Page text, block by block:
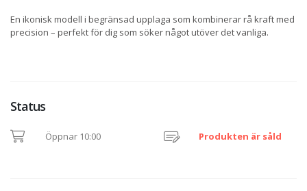
En ikonisk modell i begränsad upplaga som kombinerar rå kraft med
precision – perfekt för dig som söker något utöver det vanliga.
Status
Öppnar 10:00 Produkten är såld